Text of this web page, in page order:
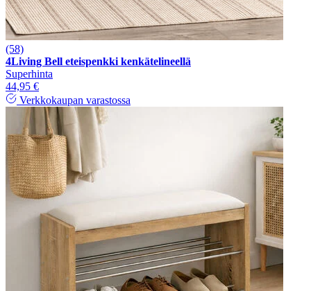
(58)
4Living Bell eteispenkki kenkätelineellä
Superhinta
44,95 €
Verkkokaupan varastossa